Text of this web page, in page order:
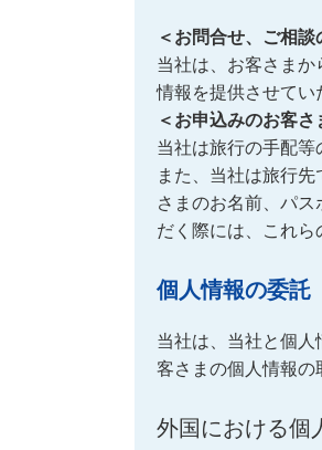
＜お問合せ、ご相談
当社は、お客さま
情報を提供させてい
＜お申込みのお客さ
当社は旅行の手配等
また、当社は旅行
さまのお名前、パ
だく際には、これら
個人情報の委託
当社は、当社と個
客さまの個人情報の
外国における個